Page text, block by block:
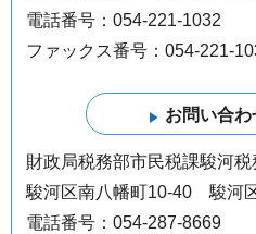
電話番号：054-221-1032
ファックス番号：054-221-
財政局税務部市民税課駿河税
駿河区南八幡町10-40 駿河
電話番号：054-287-8669